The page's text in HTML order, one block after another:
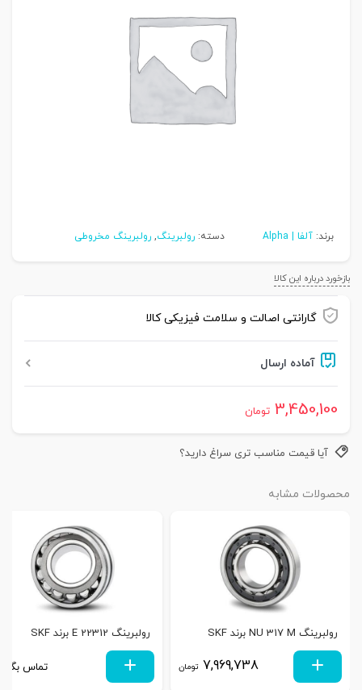
برند: آلفا | Alpha دسته: رولبرینگ, رولبرینگ مخروطی
بازخورد درباره این کالا
گارانتی اصالت و سلامت فیزیکی کالا
آماده ارسال
3,450,100 تومان
آیا قیمت مناسب تری سراغ دارید؟
محصولات مشابه
رولبرینگ NU 317 M برند SKF
7,969,738 تومان
رولبرینگ 22312 E برند SKF
تماس